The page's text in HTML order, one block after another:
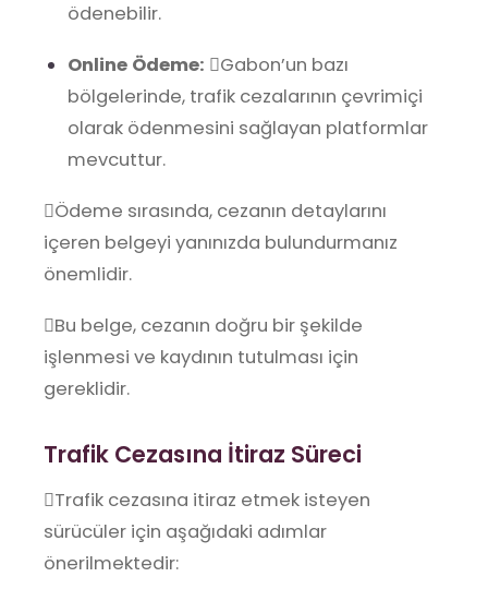
ödenebilir.
Online Ödeme: Gabon’un bazı
bölgelerinde, trafik cezalarının çevrimiçi
olarak ödenmesini sağlayan platformlar
mevcuttur.
Ödeme sırasında, cezanın detaylarını
içeren belgeyi yanınızda bulundurmanız
önemlidir.
Bu belge, cezanın doğru bir şekilde
işlenmesi ve kaydının tutulması için
gereklidir.
Trafik Cezasına İtiraz Süreci
Trafik cezasına itiraz etmek isteyen
sürücüler için aşağıdaki adımlar
önerilmektedir: